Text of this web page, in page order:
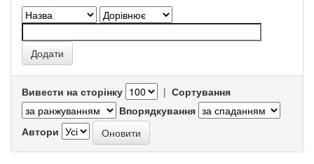
Вивести на сторінку | Сортування
Впорядкування
Автори